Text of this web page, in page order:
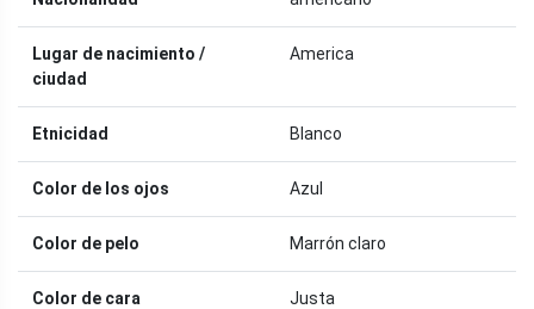
Lugar de nacimiento /
ciudad
America
Etnicidad Blanco
Color de los ojos Azul
Color de pelo Marrón claro
Color de cara Justa